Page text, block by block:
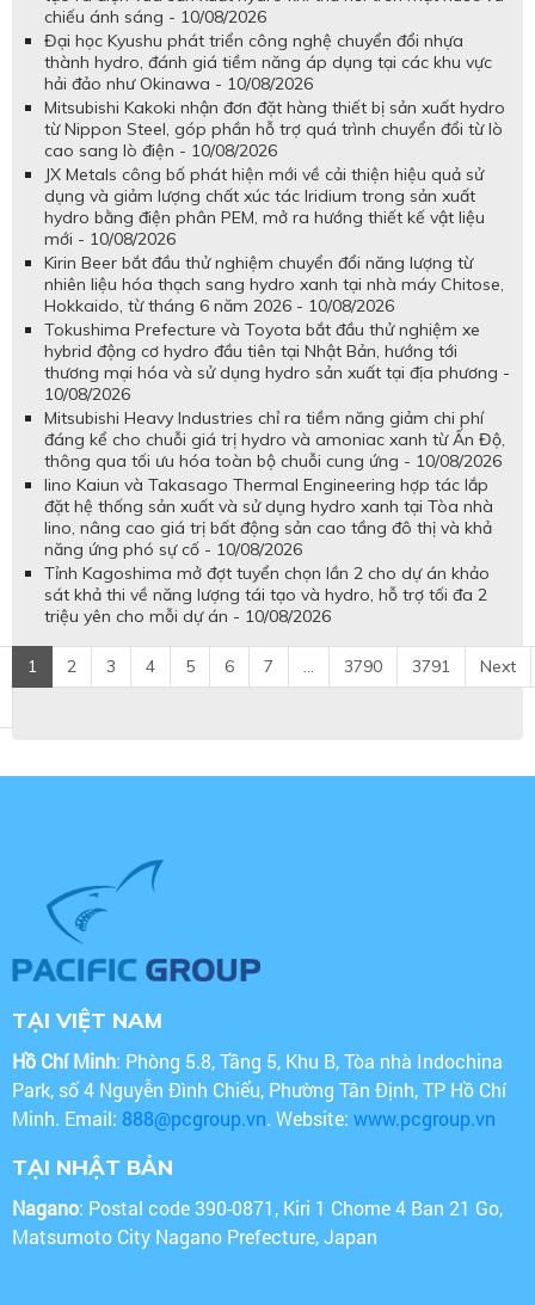
chiếu ánh sáng - 10/08/2026
Đại học Kyushu phát triển công nghệ chuyển đổi nhựa
thành hydro, đánh giá tiềm năng áp dụng tại các khu vực
hải đảo như Okinawa - 10/08/2026
Mitsubishi Kakoki nhận đơn đặt hàng thiết bị sản xuất hydro
từ Nippon Steel, góp phần hỗ trợ quá trình chuyển đổi từ lò
cao sang lò điện - 10/08/2026
JX Metals công bố phát hiện mới về cải thiện hiệu quả sử
dụng và giảm lượng chất xúc tác Iridium trong sản xuất
hydro bằng điện phân PEM, mở ra hướng thiết kế vật liệu
mới - 10/08/2026
Kirin Beer bắt đầu thử nghiệm chuyển đổi năng lượng từ
nhiên liệu hóa thạch sang hydro xanh tại nhà máy Chitose,
Hokkaido, từ tháng 6 năm 2026 - 10/08/2026
Tokushima Prefecture và Toyota bắt đầu thử nghiệm xe
hybrid động cơ hydro đầu tiên tại Nhật Bản, hướng tới
thương mại hóa và sử dụng hydro sản xuất tại địa phương -
10/08/2026
Mitsubishi Heavy Industries chỉ ra tiềm năng giảm chi phí
đáng kể cho chuỗi giá trị hydro và amoniac xanh từ Ấn Độ,
thông qua tối ưu hóa toàn bộ chuỗi cung ứng - 10/08/2026
Iino Kaiun và Takasago Thermal Engineering hợp tác lắp
đặt hệ thống sản xuất và sử dụng hydro xanh tại Tòa nhà
Iino, nâng cao giá trị bất động sản cao tầng đô thị và khả
năng ứng phó sự cố - 10/08/2026
Tỉnh Kagoshima mở đợt tuyển chọn lần 2 cho dự án khảo
sát khả thi về năng lượng tái tạo và hydro, hỗ trợ tối đa 2
triệu yên cho mỗi dự án - 10/08/2026
1 2 3 4 5 6 7 ... 3790 3791 Next
TẠI VIỆT NAM
Hồ Chí Minh: Phòng 5.8, Tầng 5, Khu B, Tòa nhà Indochina
Park, số 4 Nguyễn Đình Chiểu, Phường Tân Định, TP Hồ Chí
Minh. Email: 888@pcgroup.vn. Website: www.pcgroup.vn
TẠI NHẬT BẢN
Nagano: Postal code 390-0871, Kiri 1 Chome 4 Ban 21 Go,
Matsumoto City Nagano Prefecture, Japan